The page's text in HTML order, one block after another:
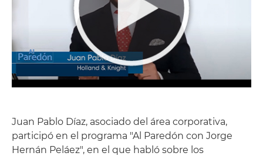
Juan Pablo Díaz, asociado del área corporativa,
participó en el programa "Al Paredón con Jorge
Hernán Peláez", en el que habló sobre los